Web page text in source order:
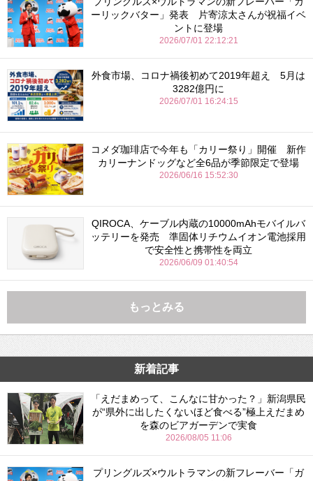
ーリックバター」発表 片寄涼太さんが祝福イベ
ントに登場
2026/07/01 22:12:21
外食市場、コロナ禍後初めて2019年超え 5月は
3282億円に
2026/07/01 16:24:15
コメダ珈琲店で今年も「カリー祭り」開催 新作
カリーナンドッグなど全6品が季節限定で登場
2026/06/16 15:52:30
QIROCA、ケーブル内蔵の10000mAhモバイルバ
ッテリーを発売 準固体リチウムイオン電池採用
で安全性と携帯性を両立
2026/06/09 01:40:54
もっとみる
新着記事
「えだまめって、こんなに甘かった？」新潟県民
が“県外に出したくないほど食べる”極上えだまめ
を森のビアガーデンで実食
2026/08/05 11:06
プリングルズ×ウルトラマンの新フレーバー「ガ